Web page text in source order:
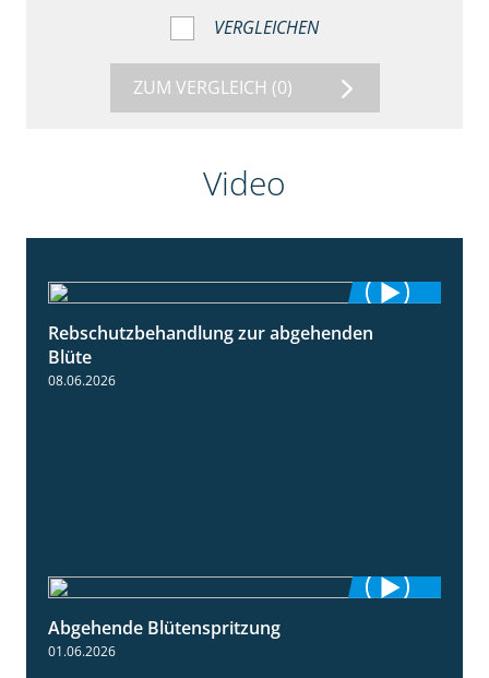
VERGLEICHEN
ZUM VERGLEICH (0)
Video
3:06
Rebschutzbehandlung zur abgehenden
Blüte
08.06.2026
Abgehende Blütenspritzung
01.06.2026